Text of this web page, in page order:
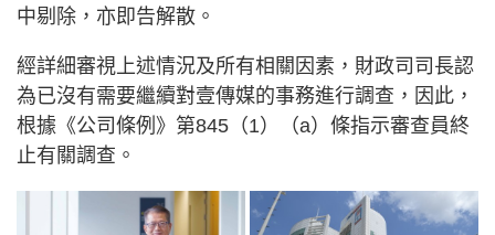
中剔除，亦即告解散。
經詳細審視上述情況及所有相關因素，財政司司長認
為已沒有需要繼續對壹傳媒的事務進行調查，因此，
根據《公司條例》第845（1）（a）條指示審查員終
止有關調查。